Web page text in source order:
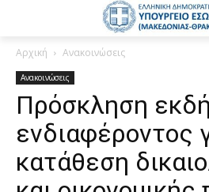
Αρχική Ανακοινώσεις
Ανακοινώσεις
Πρόσκληση
ενδιαφέροντος
κατάθεση